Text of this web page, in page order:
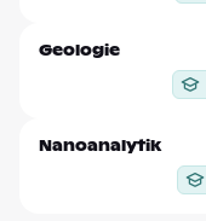
Geologie
Nanoanalytik